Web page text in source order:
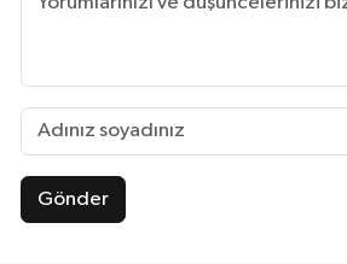
Gönder